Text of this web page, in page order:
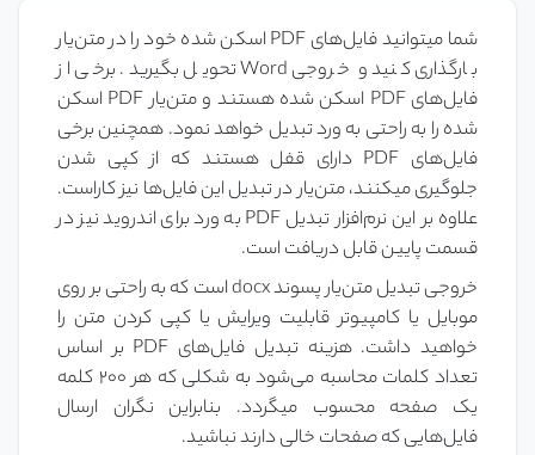
شما میتوانید فایل‌های PDF اسکن شده خود را در متن‌یار
بارگذاری کنید و خروجی Word تحویل بگیرید. برخی از
فایل‌های PDF اسکن شده هستند و متن‌یار PDF اسکن
شده را به راحتی به ورد تبدیل خواهد نمود. همچنین برخی
فایل‌های PDF دارای قفل هستند که از کپی شدن
جلوگیری میکنند، متن‌یار در تبدیل این فایل‌ها نیز کاراست.
علاوه بر این نرم‌افزار تبدیل PDF به ورد برای اندروید نیز در
قسمت پایین قابل دریافت است.
خروجی تبدیل متن‌یار پسوند docx است که به راحتی بر روی
موبایل یا کامپیوتر قابلیت ویرایش یا کپی کردن متن را
خواهید داشت. هزینه تبدیل فایل‌های PDF بر اساس
تعداد کلمات محاسبه می‌شود به شکلی که هر ۲۰۰ کلمه
یک صفحه محسوب میگردد. بنابراین نگران ارسال
فایل‌هایی که صفحات خالی دارند نباشید.